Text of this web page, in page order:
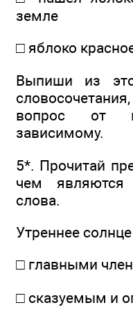
земле
□ яблоко
Выпиши из
вопрос от
зависимому.
5*. Прочитай
чем
слова.
Утреннее
□ главными
□ сказуемым и